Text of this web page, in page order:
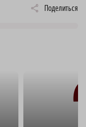
Поделиться